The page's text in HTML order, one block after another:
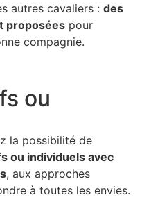
autres cavaliers : des
proposées pour
compagnie.
ou
la possibilité de
ou individuels avec
, aux approches
à toutes les envies.